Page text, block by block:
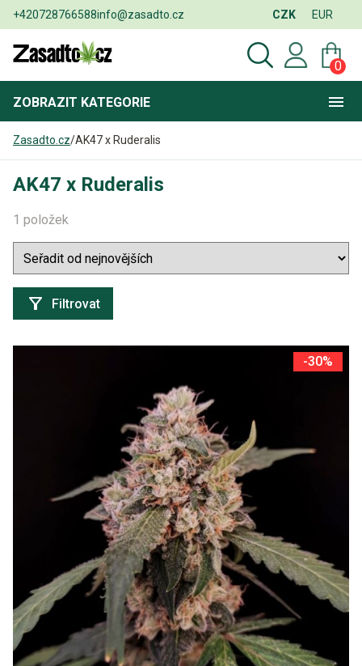
+420728766588info@zasadto.cz CZK EUR
0
ZOBRAZIT KATEGORIE
Zasadto.cz/AK47 x Ruderalis
AK47 x Ruderalis
1 položek
Filtrovat
-30%